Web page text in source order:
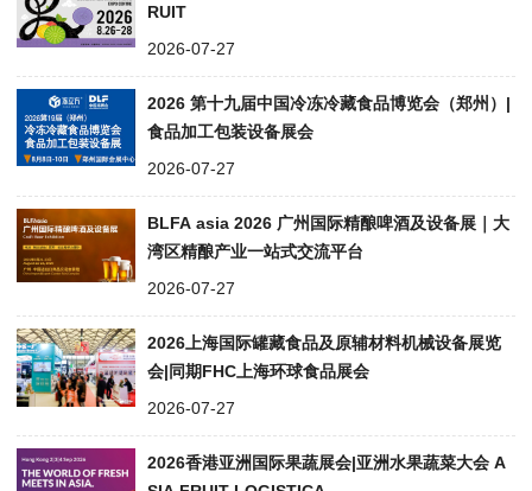
RUIT
2026-07-27
2026 第十九届中国冷冻冷藏食品博览会（郑州）|
食品加工包装设备展会
2026-07-27
BLFA asia 2026 广州国际精酿啤酒及设备展｜大
湾区精酿产业一站式交流平台
2026-07-27
2026上海国际罐藏食品及原辅材料机械设备展览
会|同期FHC上海环球食品展会
2026-07-27
2026香港亚洲国际果蔬展会|亚洲水果蔬菜大会 A